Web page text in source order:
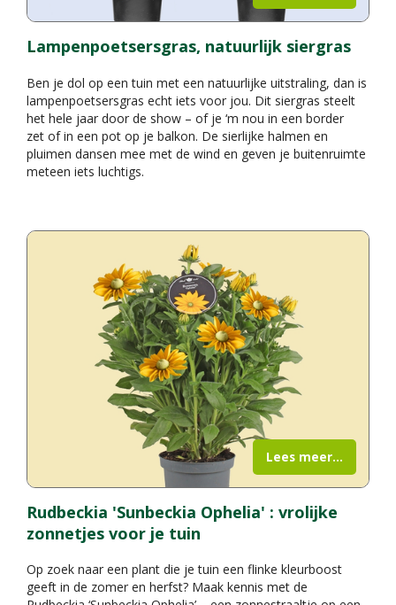
Lampenpoetsersgras, natuurlijk siergras
Ben je dol op een tuin met een natuurlijke uitstraling, dan is
lampenpoetsersgras echt iets voor jou. Dit siergras steelt
het hele jaar door de show – of je ‘m nou in een border
zet of in een pot op je balkon. De sierlijke halmen en
pluimen dansen mee met de wind en geven je buitenruimte
meteen iets luchtigs.
Rudbeckia 'Sunbeckia Ophelia' : vrolijke
zonnetjes voor je tuin
Op zoek naar een plant die je tuin een flinke kleurboost
geeft in de zomer en herfst? Maak kennis met de
Lees meer...